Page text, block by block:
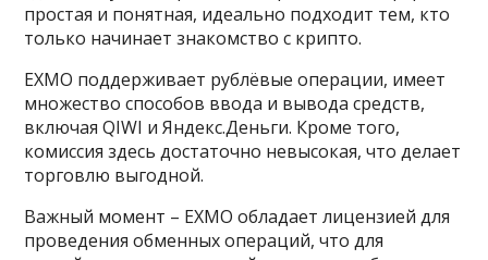
простая и понятная, идеально подходит тем, кто
только начинает знакомство с крипто.
EXMO поддерживает рублёвые операции, имеет
множество способов ввода и вывода средств,
включая QIWI и Яндекс.Деньги. Кроме того,
комиссия здесь достаточно невысокая, что делает
торговлю выгодной.
Важный момент – EXMO обладает лицензией для
проведения обменных операций, что для